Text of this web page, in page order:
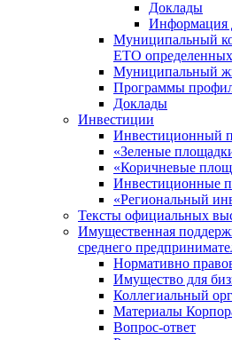
Доклады
Информация
Муниципальный
ЕТО определенных
Муниципальный
Программы
Доклады
Инвестиции
Инвестиционный
«Зеленые
«Коричневые
Инвестиционные
«Региональный
Тексты официальных
Имущественная
среднего
Нормативно
Имущество для
Коллегиальный
Материалы
Вопрос-ответ